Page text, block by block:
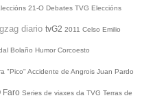
21-O Debates TVG Eleccións
diario tvG2 2011 Celso Emilio
Bolaño Humor Corcoesto
"Pico" Accidente de Angrois Juan Pardo
Faro Series de viaxes da TVG Terras de